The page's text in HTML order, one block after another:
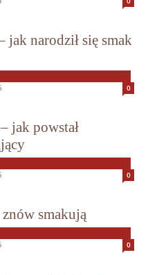
jak narodził się smak
0
jak powstał
0
smakują
0